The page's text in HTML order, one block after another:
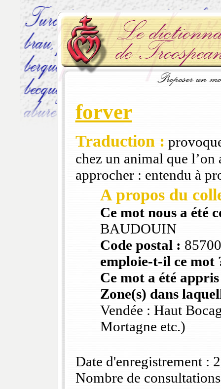
forver
Traduction :
chez un animal que
approcher : entendu à
A propos du
Ce mot nous a été
BAUDOUIN
Code postal :
emploie-t-il ce mot
Ce mot a été
Zone(s) dans
Vendée : Haut
Mortagne etc.)
Date d'enregistrement :
Nombre de